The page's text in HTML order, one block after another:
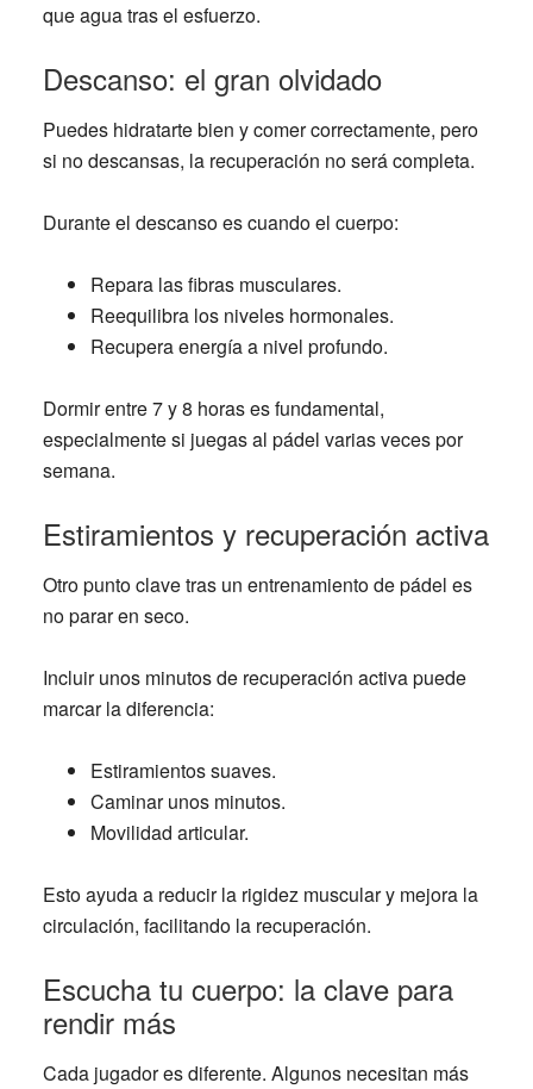
que agua tras el esfuerzo.
Descanso: el gran olvidado
Puedes hidratarte bien y comer correctamente, pero
si no descansas, la recuperación no será completa.
Durante el descanso es cuando el cuerpo:
Repara las fibras musculares.
Reequilibra los niveles hormonales.
Recupera energía a nivel profundo.
Dormir entre 7 y 8 horas es fundamental,
especialmente si juegas al pádel varias veces por
semana.
Estiramientos y recuperación activa
Otro punto clave tras un entrenamiento de pádel es
no parar en seco.
Incluir unos minutos de recuperación activa puede
marcar la diferencia:
Estiramientos suaves.
Caminar unos minutos.
Movilidad articular.
Esto ayuda a reducir la rigidez muscular y mejora la
circulación, facilitando la recuperación.
Escucha tu cuerpo: la clave para
rendir más
Cada jugador es diferente. Algunos necesitan más